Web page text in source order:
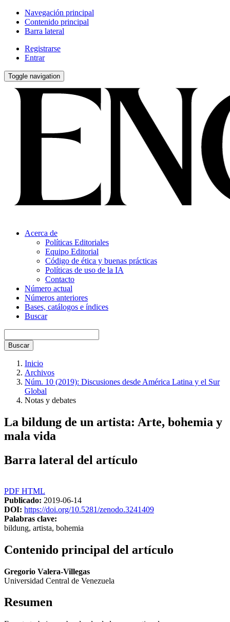
Navegación principal
Contenido principal
Barra lateral
Registrarse
Entrar
Toggle navigation
Acerca de
Políticas Editoriales
Equipo Editorial
Código de ética y buenas prácticas
Políticas de uso de la IA
Contacto
Número actual
Números anteriores
Bases, catálogos e índices
Buscar
Buscar
Inicio
Archivos
Núm. 10 (2019): Discusiones desde América Latina y el Sur
Global
Notas y debates
La bildung de un artista: Arte, bohemia y
mala vida
Barra lateral del artículo
PDF HTML
Publicado: 2019-06-14
DOI: https://doi.org/10.5281/zenodo.3241409
Palabras clave:
bildung, artista, bohemia
Contenido principal del artículo
Gregorio Valera-Villegas
Universidad Central de Venezuela
Resumen